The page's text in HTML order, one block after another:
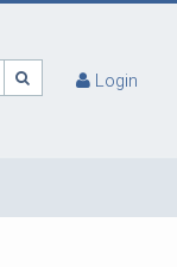
Login